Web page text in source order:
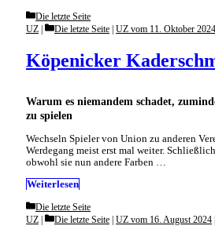
Categories
Die letzte Seite
Warum es niemandem schadet,
zu spielen
Köpenicker
UZ Categories
Die letzte Seite | UZ vom 11. Oktober 2024
Wechseln Spieler von Union zu anderen
Werdegang meist erst mal weiter.
obwohl sie nun andere Farben …
Weiterlesen
Categories
Die letzte Seite
UZ Categories
Die letzte Seite | UZ vom 16. August 2024 |